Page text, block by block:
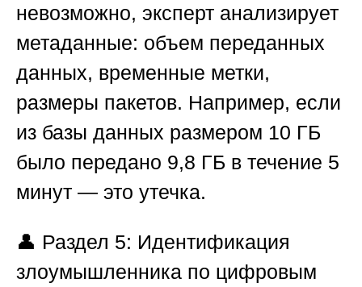
невозможно, эксперт анализирует
метаданные: объем переданных
данных, временные метки,
размеры пакетов. Например, если
из базы данных размером 10 ГБ
было передано 9,8 ГБ в течение 5
минут — это утечка.
👤 Раздел 5: Идентификация
злоумышленника по цифровым